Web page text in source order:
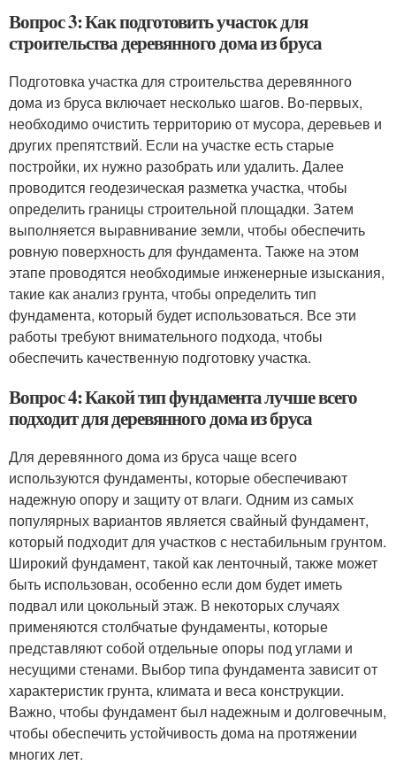
Вопрос 3: Как подготовить участок для
строительства деревянного дома из бруса
Подготовка участка для строительства деревянного
дома из бруса включает несколько шагов. Во-первых,
необходимо очистить территорию от мусора, деревьев и
других препятствий. Если на участке есть старые
постройки, их нужно разобрать или удалить. Далее
проводится геодезическая разметка участка, чтобы
определить границы строительной площадки. Затем
выполняется выравнивание земли, чтобы обеспечить
ровную поверхность для фундамента. Также на этом
этапе проводятся необходимые инженерные изыскания,
такие как анализ грунта, чтобы определить тип
фундамента, который будет использоваться. Все эти
работы требуют внимательного подхода, чтобы
обеспечить качественную подготовку участка.
Вопрос 4: Какой тип фундамента лучше всего
подходит для деревянного дома из бруса
Для деревянного дома из бруса чаще всего
используются фундаменты, которые обеспечивают
надежную опору и защиту от влаги. Одним из самых
популярных вариантов является свайный фундамент,
который подходит для участков с нестабильным грунтом.
Широкий фундамент, такой как ленточный, также может
быть использован, особенно если дом будет иметь
подвал или цокольный этаж. В некоторых случаях
применяются столбчатые фундаменты, которые
представляют собой отдельные опоры под углами и
несущими стенами. Выбор типа фундамента зависит от
характеристик грунта, климата и веса конструкции.
Важно, чтобы фундамент был надежным и долговечным,
чтобы обеспечить устойчивость дома на протяжении
многих лет.